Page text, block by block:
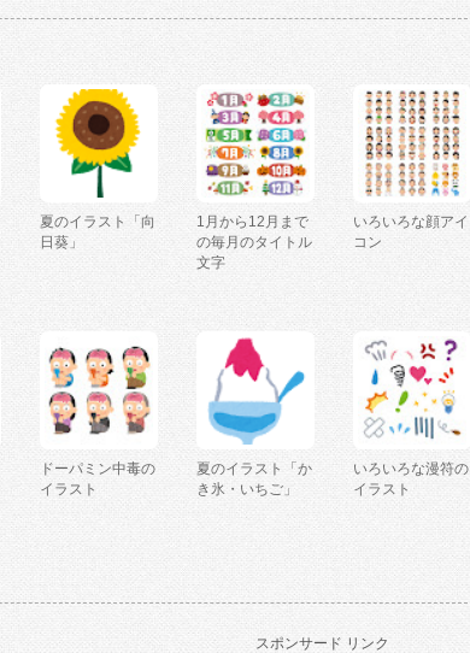
夏のイラスト「向
日葵」
1月から12月まで
の毎月のタイトル
文字
いろいろな顔アイ
コン
ドーパミン中毒の
イラスト
夏のイラスト「か
き氷・いちご」
いろいろな漫符の
イラスト
スポンサード リンク